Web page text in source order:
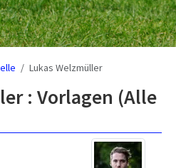
Lukas Welzmüller
: Vorlagen (Alle